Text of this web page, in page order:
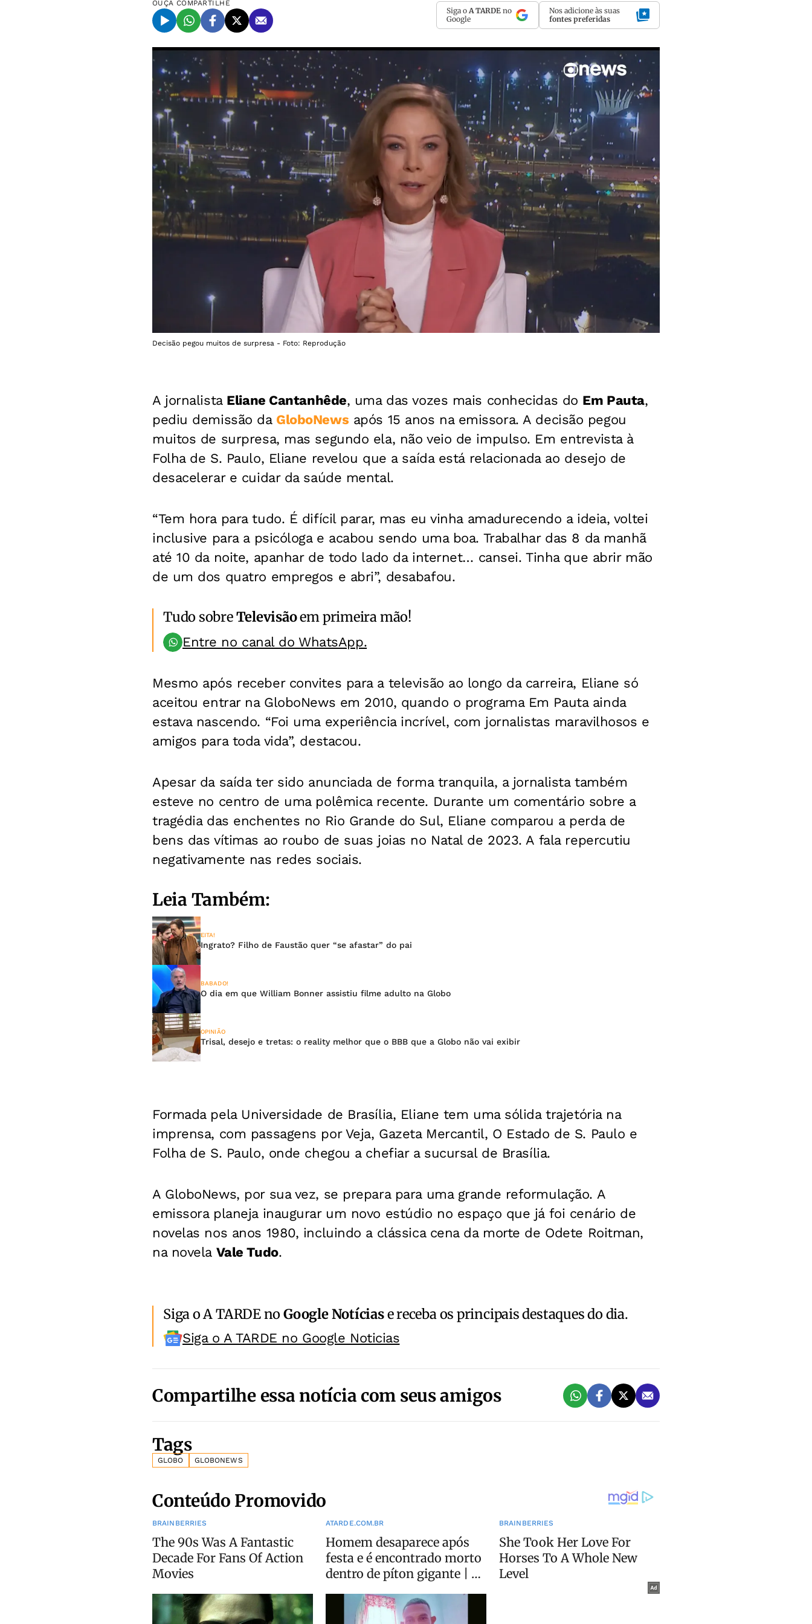
OUÇA COMPARTILHE
Siga o A TARDE no
Google
Nos adicione às suas
fontes preferidas
Decisão pegou muitos de surpresa - Foto: Reprodução
A jornalista Eliane Cantanhêde, uma das vozes mais conhecidas do Em Pauta,
pediu demissão da GloboNews após 15 anos na emissora. A decisão pegou
muitos de surpresa, mas segundo ela, não veio de impulso. Em entrevista à
Folha de S. Paulo, Eliane revelou que a saída está relacionada ao desejo de
desacelerar e cuidar da saúde mental.
“Tem hora para tudo. É difícil parar, mas eu vinha amadurecendo a ideia, voltei
inclusive para a psicóloga e acabou sendo uma boa. Trabalhar das 8 da manhã
até 10 da noite, apanhar de todo lado da internet… cansei. Tinha que abrir mão
de um dos quatro empregos e abri”, desabafou.
Tudo sobreTelevisãoem primeira mão!
Entre no canal do WhatsApp.
Mesmo após receber convites para a televisão ao longo da carreira, Eliane só
aceitou entrar na GloboNews em 2010, quando o programa Em Pauta ainda
estava nascendo. “Foi uma experiência incrível, com jornalistas maravilhosos e
amigos para toda vida”, destacou.
Apesar da saída ter sido anunciada de forma tranquila, a jornalista também
esteve no centro de uma polêmica recente. Durante um comentário sobre a
tragédia das enchentes no Rio Grande do Sul, Eliane comparou a perda de
bens das vítimas ao roubo de suas joias no Natal de 2023. A fala repercutiu
negativamente nas redes sociais.
Leia Também:
EITA!
Ingrato? Filho de Faustão quer “se afastar” do pai
BABADO!
O dia em que William Bonner assistiu filme adulto na Globo
OPINIÃO
Trisal, desejo e tretas: o reality melhor que o BBB que a Globo não vai exibir
Formada pela Universidade de Brasília, Eliane tem uma sólida trajetória na
imprensa, com passagens por Veja, Gazeta Mercantil, O Estado de S. Paulo e
Folha de S. Paulo, onde chegou a chefiar a sucursal de Brasília.
A GloboNews, por sua vez, se prepara para uma grande reformulação. A
emissora planeja inaugurar um novo estúdio no espaço que já foi cenário de
novelas nos anos 1980, incluindo a clássica cena da morte de Odete Roitman,
na novela Vale Tudo.
Siga o A TARDE noGoogle Notíciase receba os principais destaques do dia.
Siga o A TARDE no Google Noticias
Compartilhe essa notícia com seus amigos
Tags
GLOBO GLOBONEWS